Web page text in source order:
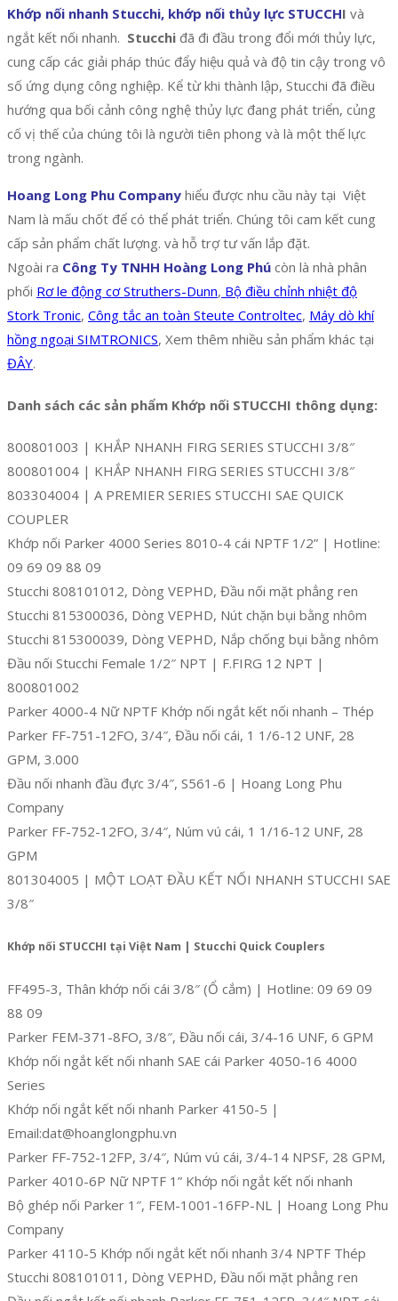
Khớp nối nhanh Stucchi, khớp nối thủy lực STUCCHI và
ngắt kết nối nhanh. Stucchi đã đi đầu trong đổi mới thủy lực,
cung cấp các giải pháp thúc đẩy hiệu quả và độ tin cậy trong vô
số ứng dụng công nghiệp. Kể từ khi thành lập, Stucchi đã điều
hướng qua bối cảnh công nghệ thủy lực đang phát triển, củng
cố vị thế của chúng tôi là người tiên phong và là một thế lực
trong ngành.
Hoang Long Phu Company hiểu được nhu cầu này tại Việt
Nam là mấu chốt để có thể phát triển. Chúng tôi cam kết cung
cấp sản phẩm chất lượng. và hỗ trợ tư vấn lắp đặt.
Ngoài ra Công Ty TNHH Hoàng Long Phú còn là nhà phân
phối Rơ le động cơ Struthers-Dunn, Bộ điều chỉnh nhiệt độ
Stork Tronic, Công tắc an toàn Steute Controltec, Máy dò khí
hồng ngoại SIMTRONICS, Xem thêm nhiều sản phẩm khác tại
ĐÂY.
Danh sách các sản phẩm Khớp nối STUCCHI thông dụng:
800801003 | KHẮP NHANH FIRG SERIES STUCCHI 3/8″
800801004 | KHẮP NHANH FIRG SERIES STUCCHI 3/8″
803304004 | A PREMIER SERIES STUCCHI SAE QUICK
COUPLER
Khớp nối Parker 4000 Series 8010-4 cái NPTF 1/2” | Hotline:
09 69 09 88 09
Stucchi 808101012, Dòng VEPHD, Đầu nối mặt phẳng ren
Stucchi 815300036, Dòng VEPHD, Nút chặn bụi bằng nhôm
Stucchi 815300039, Dòng VEPHD, Nắp chống bụi bằng nhôm
Đầu nối Stucchi Female 1/2″ NPT | F.FIRG 12 NPT |
800801002
Parker 4000-4 Nữ NPTF Khớp nối ngắt kết nối nhanh – Thép
Parker FF-751-12FO, 3/4″, Đầu nối cái, 1 1/6-12 UNF, 28
GPM, 3.000
Đầu nối nhanh đầu đực 3/4″, S561-6 | Hoang Long Phu
Company
Parker FF-752-12FO, 3/4″, Núm vú cái, 1 1/16-12 UNF, 28
GPM
801304005 | MỘT LOẠT ĐẦU KẾT NỐI NHANH STUCCHI SAE
3/8″
Khớp nối STUCCHI tại Việt Nam | Stucchi Quick Couplers
FF495-3, Thân khớp nối cái 3/8″ (Ổ cắm) | Hotline: 09 69 09
88 09
Parker FEM-371-8FO, 3/8″, Đầu nối cái, 3/4-16 UNF, 6 GPM
Khớp nối ngắt kết nối nhanh SAE cái Parker 4050-16 4000
Series
Khớp nối ngắt kết nối nhanh Parker 4150-5 |
Email:dat@hoanglongphu.vn
Parker FF-752-12FP, 3/4″, Núm vú cái, 3/4-14 NPSF, 28 GPM,
Parker 4010-6P Nữ NPTF 1” Khớp nối ngắt kết nối nhanh
Bộ ghép nối Parker 1″, FEM-1001-16FP-NL | Hoang Long Phu
Company
Parker 4110-5 Khớp nối ngắt kết nối nhanh 3/4 NPTF Thép
Stucchi 808101011, Dòng VEPHD, Đầu nối mặt phẳng ren